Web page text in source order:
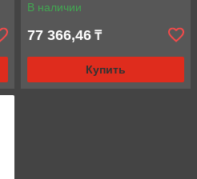
В наличии
77 366,46 ₸
Купить